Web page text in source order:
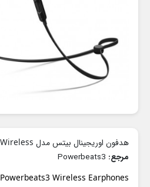
هدفون اوریجینال بیتس مدل Powerbeats3 Wireless
مرجع:
Powerbeats3 Wireless Earphones